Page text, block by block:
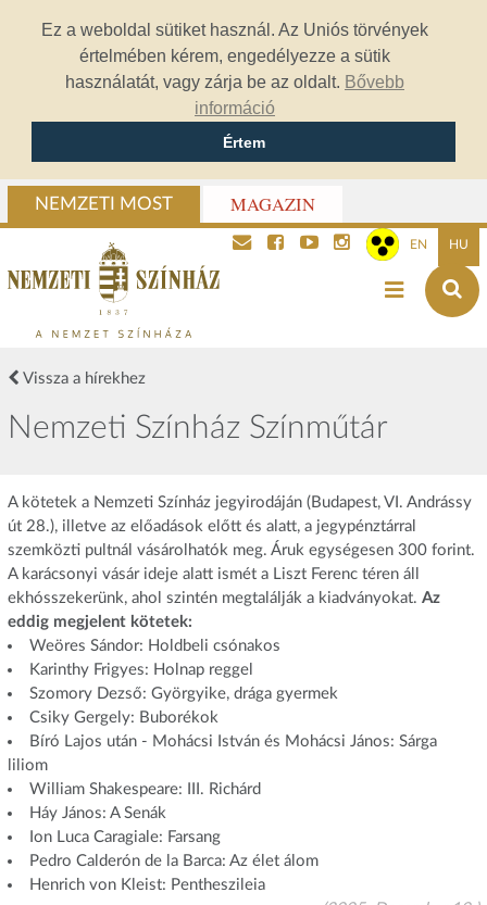
Ez a weboldal sütiket használ. Az Uniós törvények
értelmében kérem, engedélyezze a sütik
használatát, vagy zárja be az oldalt. Bővebb
információ
Értem
NEMZETI MOST MAGAZIN
EN HU
Vissza a hírekhez
Nemzeti Színház Színműtár
A kötetek a Nemzeti Színház jegyirodáján (Budapest, VI. Andrássy
út 28.), illetve az előadások előtt és alatt, a jegypénztárral
szemközti pultnál vásárolhatók meg. Áruk egységesen 300 forint.
A karácsonyi vásár ideje alatt ismét a Liszt Ferenc téren áll
ekhósszekerünk, ahol szintén megtalálják a kiadványokat. Az
eddig megjelent kötetek:
Weöres Sándor: Holdbeli csónakos
Karinthy Frigyes: Holnap reggel
Szomory Dezső: Györgyike, drága gyermek
Csiky Gergely: Buborékok
Bíró Lajos után - Mohácsi István és Mohácsi János: Sárga
liliom
William Shakespeare: III. Richárd
Háy János: A Senák
Ion Luca Caragiale: Farsang
Pedro Calderón de la Barca: Az élet álom
Henrich von Kleist: Pentheszileia